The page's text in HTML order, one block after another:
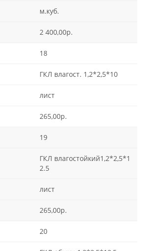
м.куб.
2 400,00р.
18
ГКЛ влагост. 1,2*2,5*10
лист
265,00р.
19
ГКЛ влагостойкий1,2*2,5*1
2.5
лист
265,00р.
20